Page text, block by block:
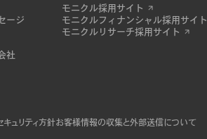
ージ
社
モニクル採用サイト
モニクルフィナンシャル採用サイト
モニクルリサーチ採用サイト
キュリティ方針お客様情報の収集と外部送信について